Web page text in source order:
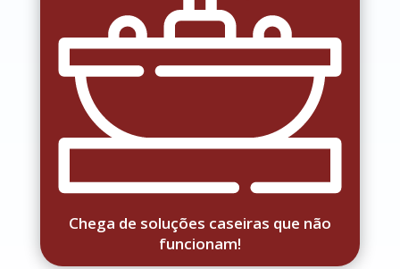
Chega de soluções caseiras que não
funcionam!